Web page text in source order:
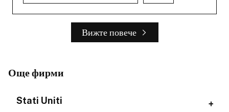
Вижте повече
Още фирми
Stati Uniti